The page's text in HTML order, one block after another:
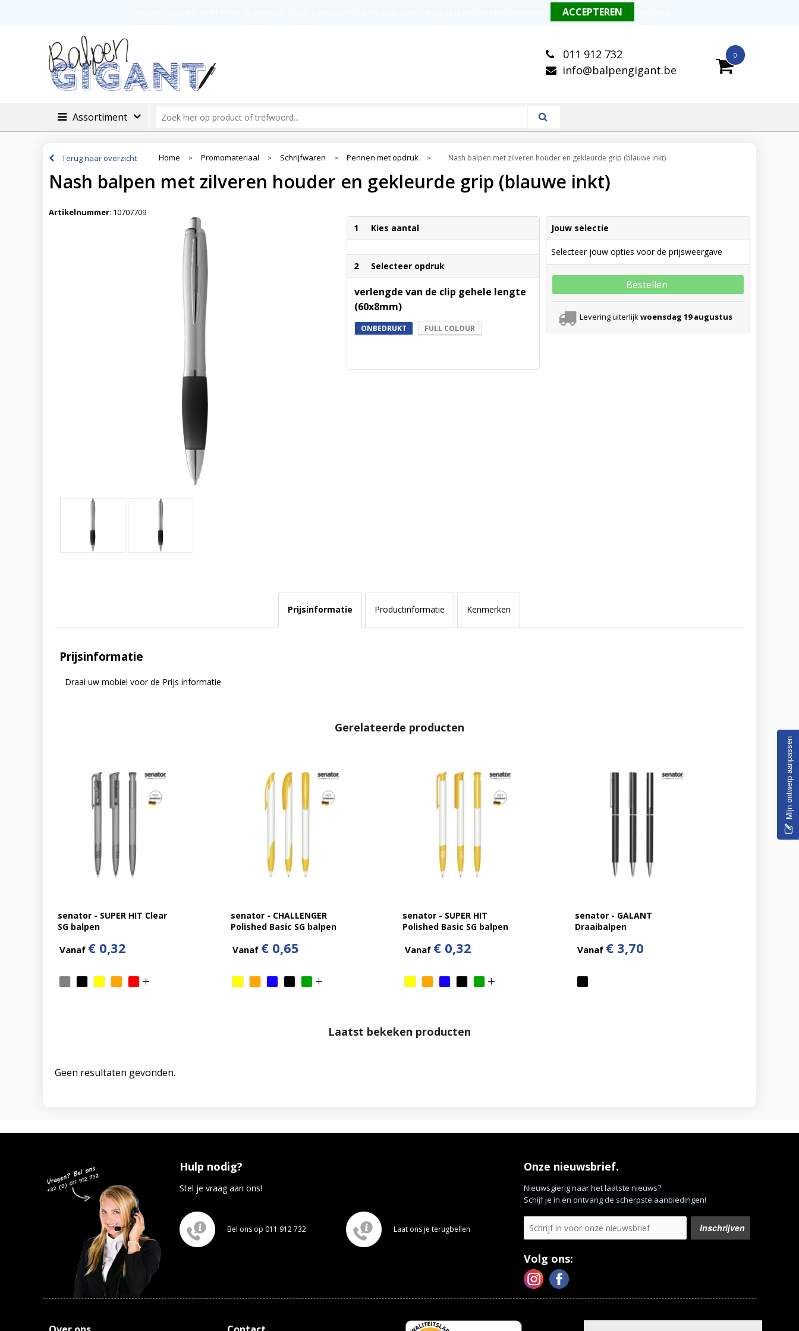
Kwalitatieve balpennen
0
011 912 732
info@balpengigant.be
Assortiment
Terug naar overzicht Home > Promomateriaal > Schrijfwaren > Pennen met opdruk > Nash balpen met zilveren houder en gekleurde grip (blauwe inkt)
Nash balpen met zilveren houder en gekleurde grip (blauwe inkt)
Artikelnummer: 10707709
1 Kies aantal
2 Selecteer opdruk
verlengde van de clip gehele lengte
(60x8mm)
ONBEDRUKT FULL COLOUR
Jouw selectie
Selecteer jouw opties voor de prijsweergave
Bestellen
Levering uiterlijkwoensdag 19 augustus
Prijsinformatie Productinformatie Kenmerken
Prijsinformatie
Draai uw mobiel voor de Prijs informatie
Gerelateerde producten
senator - SUPER HIT Clear
SG balpen
Vanaf € 0,32
senator - CHALLENGER
Polished Basic SG balpen
Vanaf € 0,65
senator - SUPER HIT
Polished Basic SG balpen
Vanaf € 0,32
senator - GALANT
Draaibalpen
Vanaf € 3,70
Laatst bekeken producten
Geen resultaten gevonden.
Hulp nodig?
Stel je vraag aan ons!
Bel ons op 011 912 732 Laat ons je terugbellen
Onze nieuwsbrief.
Nieuwsgierig naar het laatste nieuws?
Schijf je in en ontvang de scherpste aanbiedingen!
Volg ons: